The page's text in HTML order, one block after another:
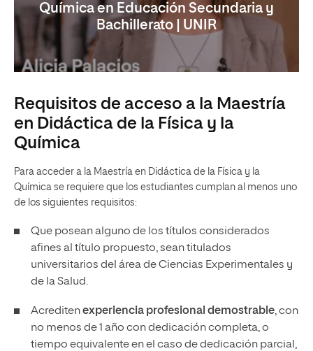
Química en Educación Secundaria y
Bachillerato | UNIR
Requisitos de acceso a la Maestría
en Didáctica de la Física y la
Química
Para acceder a la Maestría en Didáctica de la Física y la
Química se requiere que los estudiantes cumplan al menos uno
de los siguientes requisitos:
Que posean alguno de los títulos considerados
afines al título propuesto, sean titulados
universitarios del área de Ciencias Experimentales y
de la Salud.
Acreditenexperiencia profesional demostrable, con
no menos de 1 año con dedicación completa, o
tiempo equivalente en el caso de dedicación parcial,